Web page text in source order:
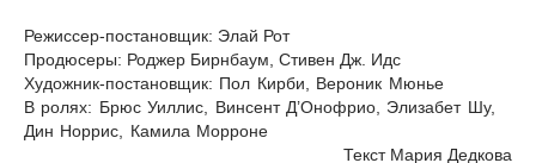
Режиссер-постановщик: Элай Рот
Продюсеры: Роджер Бирнбаум, Стивен Дж. Идс
Художник-постановщик: Пол Кирби, Вероник Мюнье
В ролях: Брюс Уиллис, Винсент Д’Онофрио, Элизабет Шу,
Дин Норрис, Камила Морроне
Текст Мария Дедкова